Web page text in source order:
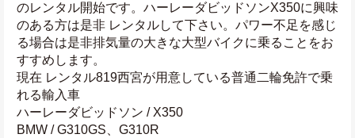
のレンタル開始です。ハーレーダビッドソンX350に興味
のある方は是非 レンタルして下さい。パワー不足を感じ
る場合は是非排気量の大きな大型バイクに乗ることをお
すすめします。
現在 レンタル819西宮が用意している普通二輪免許で乗
れる輸入車
ハーレーダビッドソン / X350
BMW / G310GS、G310R